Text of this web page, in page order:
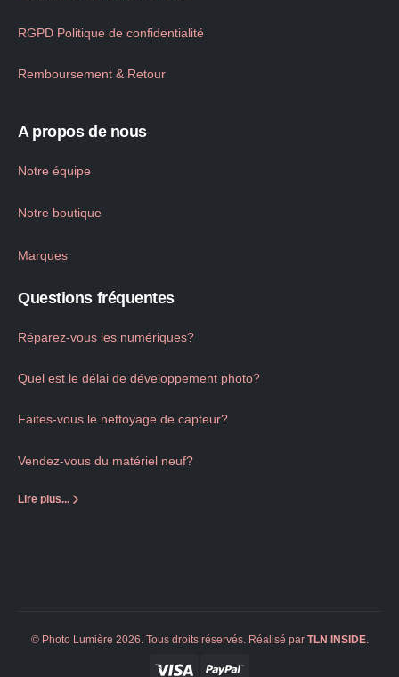
RGPD Politique de confidentialité
Remboursement & Retour
A propos de nous
Notre équipe
Notre boutique
Marques
Questions fréquentes
Réparez-vous les numériques?
Quel est le délai de développement photo?
Faites-vous le nettoyage de capteur?
Vendez-vous du matériel neuf?
Lire plus...
© Photo Lumière 2026. Tous droits réservés. Réalisé par TLN INSIDE.